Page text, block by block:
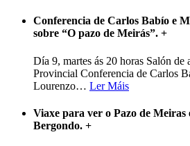
Conferencia de Carlos Babío e
sobre “O pazo de Meirás”. +
Día 9, martes ás 20 horas Salón de
Provincial Conferencia de Carlos
Lourenzo… Ler Máis
Viaxe para ver o Pazo de Meiras
Bergondo. +